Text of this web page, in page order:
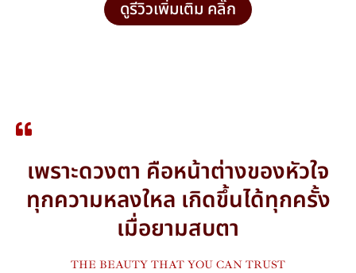
ดูรีวิวเพิ่มเติม คลิ๊ก
เพราะดวงตา คือหน้าต่างของหัวใจ
ทุกความหลงใหล เกิดขึ้นได้ทุกครั้ง
เมื่อยามสบตา
THE BEAUTY THAT YOU CAN TRUST